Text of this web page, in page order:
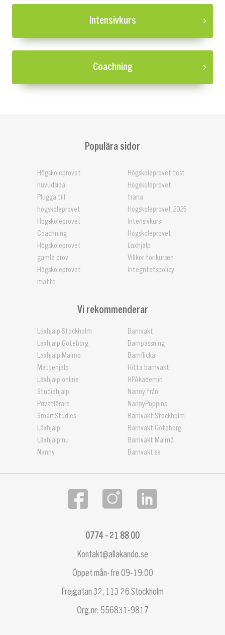
Intensivkurs
Coachning
Populära sidor
Högskoleprovet
huvudsida
Plugga till
högskoleprovet
Högskoleprovet
Coachning
Högskoleprovet
gamla prov
Högskoleprovet
matte
Högskoleprovet test
Högskoleprovet
träna
Högskoleprovet 2025
Intensivkurs
Högskoleprovet
Läxhjälp
Villkor för kursen
Integritetspolicy
Vi rekommenderar
Läxhjälp Stockholm
Läxhjälp Göteborg
Läxhjälp Malmö
Mattehjälp
Läxhjälp online
Studiehjälp
Privatlärare
SmartStudies
Läxhjälp
Läxhjälp.nu
Nanny
Barnvakt
Barnpassning
Barnflicka
Hitta barnvakt
HPAkademin
Nanny från
NannyPoppins
Barnvakt Stockholm
Barnvakt Göteborg
Barnvakt Malmö
Barnvakt.se
Kontakt@allakando.se
0774 - 21 88 00
Öppet mån-fre 09-19:00
Frejgatan 32, 113 26 Stockholm
Org.nr: 556831-9817